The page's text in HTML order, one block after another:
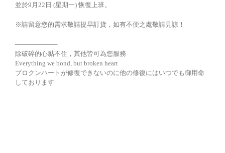
並於9月22日 (星期一) 恢復上班。
※請留意您的需求敬請提早訂貨，如有不便之處敬請見諒！
——————–
除破碎的心黏不住，其他皆可為您服務
Everything we bond, but broken heart
ブロクンハートが修復できないのに他の修復にはいつでも御用命
しております